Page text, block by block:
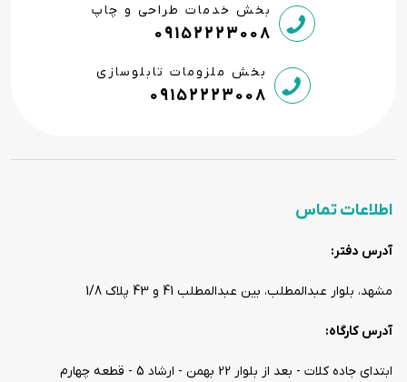
بخش خدمات طراحی و چاپ
09152223008
بخش ملزومات تابلوسازی
09152223008
اطلاعات تماس
آدرس دفتر:
مشهد، بلوار عبدالمطلب، بین عبدالمطلب 41 و 43 پلاک 1/8
آدرس کارگاه:
ابتدای جاده کلات - بعد از بلوار 22 بهمن - ارشاد 5 - قطعه چهارم